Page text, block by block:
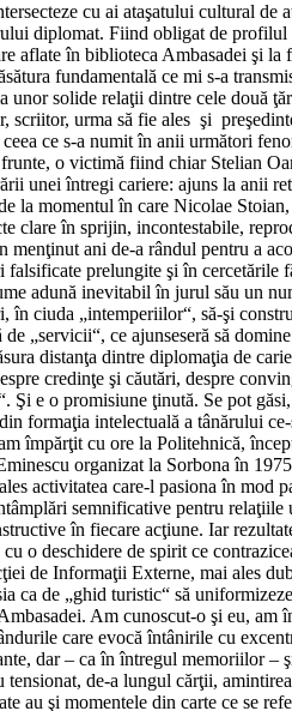
cu ai ataşatului cultural
diplomat. Fiind obligat de
aflate în biblioteca Ambasadei şi
fundamentală ce mi s-a
unor solide relaţii dintre cele
scriitor, urma să fie ales şi
ce s-a numit în anii următori
o victimă fiind chiar Stelian
unei întregi cariere: ajuns la anii
la momentul în care Nicolae
clare în sprijin, incontestabile,
menţinut ani de-a rândul pentru a
prelungite şi în
adună inevitabil în jurul său un
ciuda „intemperiilor“, să-şi
„servicii“, ce ajunseseră să
distanţa dintre diplomaţia de
credinţe şi căutări, despre
Şi e o promisiune ţinută. Se pot
formaţia intelectuală a
împărţit cu ore la Politehnică,
organizat la Sorbona în
activitatea care-l pasiona în
semnificative pentru
în fiecare acţiune. Iar
o deschidere de spirit ce
de Informaţii Externe, mai ales
ca de „ghid turistic“ să
Am cunoscut-o şi eu,
care evocă întânirile cu
dar – ca în întregul memoriilor
de-a lungul cărţii,
au şi momentele din carte ce se